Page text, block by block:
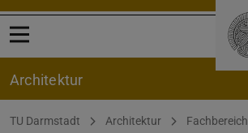
Menü öffnen
Architektur
Sie befinden sich hier:
TU Darmstadt Architektur Fachbereich